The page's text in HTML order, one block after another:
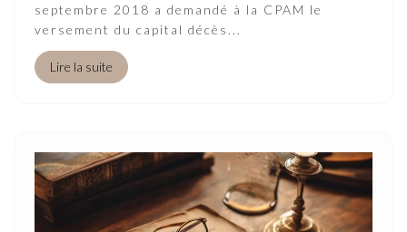
septembre 2018 a demandé à la CPAM le
versement du capital décès...
Lire la suite